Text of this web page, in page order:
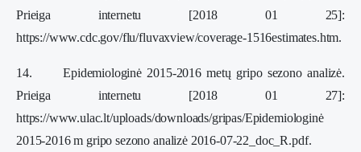
Prieiga internetu [2018 01 25]:
https://www.cdc.gov/flu/fluvaxview/coverage-1516estimates.htm.
14. Epidemiologinė 2015-2016 metų gripo sezono analizė.
Prieiga internetu [2018 01 27]:
https://www.ulac.lt/uploads/downloads/gripas/Epidemiologinė
2015-2016 m gripo sezono analizė 2016-07-22_doc_R.pdf.